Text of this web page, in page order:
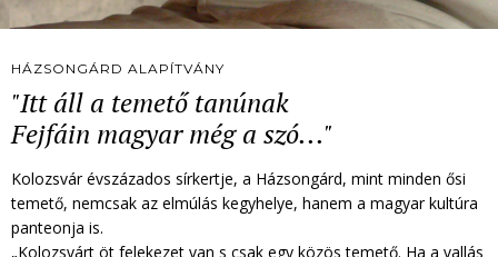
HÁZSONGÁRD ALAPÍTVÁNY
"Itt áll a temető tanúnak
Fejfáin magyar még a szó..."
Kolozsvár évszázados sírkertje, a Házsongárd, mint minden ősi
temető, nemcsak az elmúlás kegyhelye, hanem a magyar kultúra
panteonja is.
„Kolozsvárt öt felekezet van s csak egy közös temető. Ha a vallás